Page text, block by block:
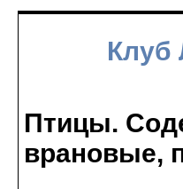
Птицы.
врановые,